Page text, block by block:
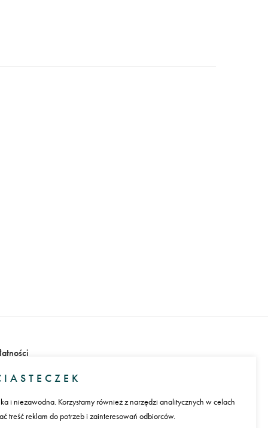
i niezawodna. Korzystamy również z narzędzi analitycznych w celach
treść reklam do potrzeb i zainteresowań odbiorców.